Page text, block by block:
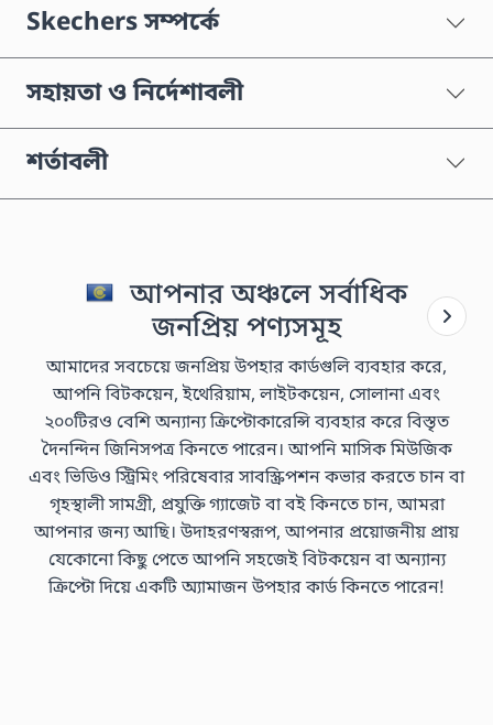
Skechers সম্পর্কে
সহায়তা ও নির্দেশাবলী
শর্তাবলী
আপনার অঞ্চলে সর্বাধিক
জনপ্রিয় পণ্যসমূহ
আমাদের সবচেয়ে জনপ্রিয় উপহার কার্ডগুলি ব্যবহার করে,
আপনি বিটকয়েন, ইথেরিয়াম, লাইটকয়েন, সোলানা এবং
২০০টিরও বেশি অন্যান্য ক্রিপ্টোকারেন্সি ব্যবহার করে বিস্তৃত
দৈনন্দিন জিনিসপত্র কিনতে পারেন। আপনি মাসিক মিউজিক
এবং ভিডিও স্ট্রিমিং পরিষেবার সাবস্ক্রিপশন কভার করতে চান বা
গৃহস্থালী সামগ্রী, প্রযুক্তি গ্যাজেট বা বই কিনতে চান, আমরা
আপনার জন্য আছি। উদাহরণস্বরূপ, আপনার প্রয়োজনীয় প্রায়
যেকোনো কিছু পেতে আপনি সহজেই বিটকয়েন বা অন্যান্য
ক্রিপ্টো দিয়ে একটি অ্যামাজন উপহার কার্ড কিনতে পারেন!